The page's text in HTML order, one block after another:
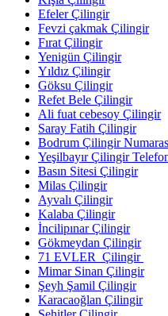
Efeler Çilingir
Fevzi çakmak Çilingir
Fırat Çilingir
Yenigün Çilingir
Yıldız Çilingir
Göksu Çilingir
Refet Bele Çilingir
Ali fuat cebesoy Çilingir
Saray Fatih Çilingir
Bodrum Çilingir
Yeşilbayır Çilingir
Basın Sitesi Çilingir
Milas Çilingir
Ayvalı Çilingir
Kalaba Çilingir
İncilipınar Çilingir
Gökmeydan Çilingir
71 EVLER Çilingir
Mimar Sinan Çilingir
Şeyh Şamil Çilingir
Karacaoğlan Çilingir